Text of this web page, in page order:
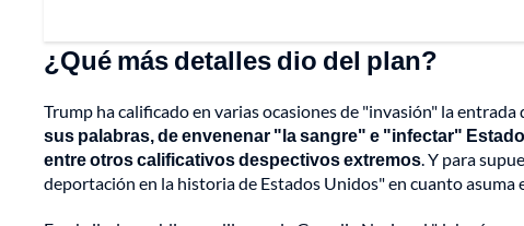
¿Qué más detalles dio del plan?
Trump ha calificado en varias ocasiones de "invasión" la
sus palabras, de envenenar "la sangre" e "infectar"
entre otros calificativos despectivos extremos. Y para
deportación en la historia de Estados Unidos" en cuanto asuma